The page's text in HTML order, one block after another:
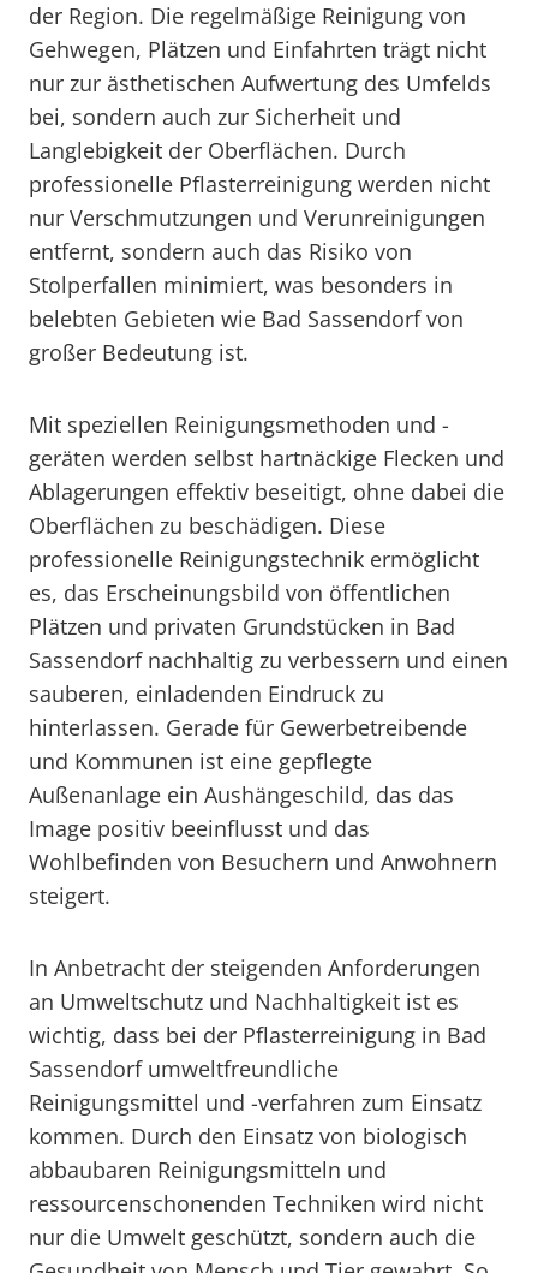
der Region. Die regelmäßige Reinigung von
Gehwegen, Plätzen und Einfahrten trägt nicht
nur zur ästhetischen Aufwertung des Umfelds
bei, sondern auch zur Sicherheit und
Langlebigkeit der Oberflächen. Durch
professionelle Pflasterreinigung werden nicht
nur Verschmutzungen und Verunreinigungen
entfernt, sondern auch das Risiko von
Stolperfallen minimiert, was besonders in
belebten Gebieten wie Bad Sassendorf von
großer Bedeutung ist.
Mit speziellen Reinigungsmethoden und -
geräten werden selbst hartnäckige Flecken und
Ablagerungen effektiv beseitigt, ohne dabei die
Oberflächen zu beschädigen. Diese
professionelle Reinigungstechnik ermöglicht
es, das Erscheinungsbild von öffentlichen
Plätzen und privaten Grundstücken in Bad
Sassendorf nachhaltig zu verbessern und einen
sauberen, einladenden Eindruck zu
hinterlassen. Gerade für Gewerbetreibende
und Kommunen ist eine gepflegte
Außenanlage ein Aushängeschild, das das
Image positiv beeinflusst und das
Wohlbefinden von Besuchern und Anwohnern
steigert.
In Anbetracht der steigenden Anforderungen
an Umweltschutz und Nachhaltigkeit ist es
wichtig, dass bei der Pflasterreinigung in Bad
Sassendorf umweltfreundliche
Reinigungsmittel und -verfahren zum Einsatz
kommen. Durch den Einsatz von biologisch
abbaubaren Reinigungsmitteln und
ressourcenschonenden Techniken wird nicht
nur die Umwelt geschützt, sondern auch die